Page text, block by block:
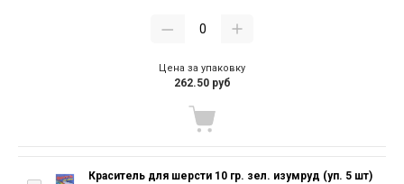
Цена за упаковку
262.50 руб
Краситель для шерсти 10 гр. зел. изумруд (уп. 5 шт)